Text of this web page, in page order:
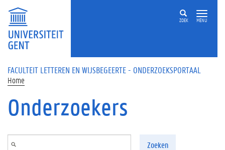
Overslaan en naar de inhoud gaan
ZOEK MENU
FACULTEIT LETTEREN EN WIJSBEGEERTE - ONDERZOEKSPORTAAL
Home
Onderzoekers
Zoeken